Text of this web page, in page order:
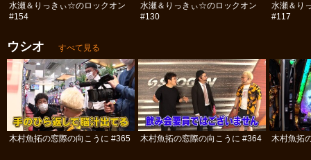
水瀬＆りっきぃ☆のロックオン
#154
水瀬＆りっきぃ☆のロックオン
#130
水瀬＆り
#117
ウシオ すべて見る
木村魚拓の窓際の向こうに #365 木村魚拓の窓際の向こうに #364 木村魚拓